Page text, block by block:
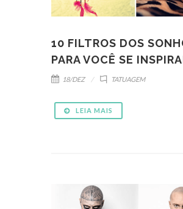
10 FILTROS DOS
PARA VOCÊ SE
18/DEZ TATUAGEM
LEIA MAIS